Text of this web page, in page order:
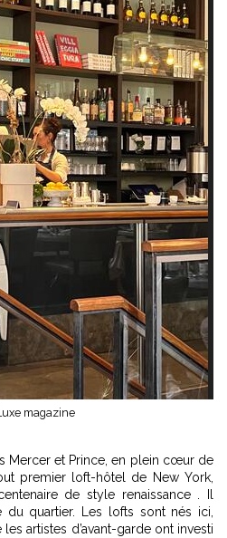
magazine
Mercer et Prince, en plein cœur de
premier loft-hôtel de New York
de style renaissance . Il
du quartier. Les lofts sont nés ici,
artistes d’avant-garde ont investi